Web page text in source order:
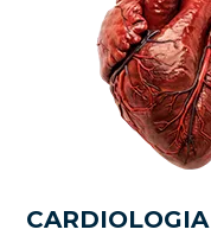
CARDIOLOGIA